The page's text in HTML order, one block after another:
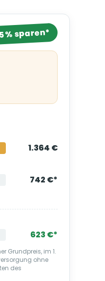
% sparen*
1.364 €
742 €*
623 €*
Grundpreis, im 1.
ohne
des